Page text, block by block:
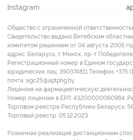
Instagram
Общество с ограниченной
Свидетельство выдано Витебским
комитетом решением от 04 августа 2005
адрес: Беларусь, г. Минск, пр-т
Регистрационный номер в Едином
юридических лиц: 390374811 Tелефон: +375
почта: agc25@aptphg.by.
Лицензия на фармацевтическую
Номер лицензии в ЕРЛ: 43200000060984.
Торговом реестре Республики Беларусь:
Торговый реестр: 05.12.2023.
Розничная реализация дистанционным